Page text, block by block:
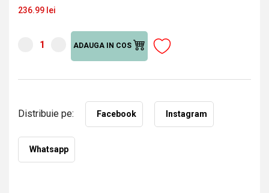
236.99 lei
ADAUGA IN COS
Distribuie pe: Facebook Instagram
Whatsapp